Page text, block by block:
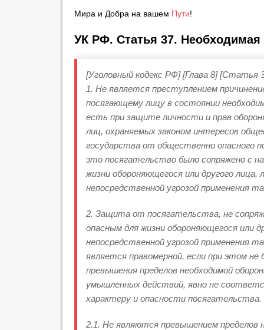
Мира и Добра на вашем Пути!
УК РФ. Статья 37. Необходимая
[Уголовный кодекс РФ] [Глава 8] [Статья
1. Не является преступлением
посягающему лицу в состоянии
есть при защите личности и прав
лиц, охраняемых законом интересов
государства от общественно опасного
это посягательство было сопряжено с
жизни обороняющегося или другого лица,
непосредственной угрозой применения
2. Защита от посягательства, не
опасным для жизни обороняющегося или
непосредственной угрозой применения
является правомерной, если при этом не
превышения пределов необходимой
умышленных действий, явно не
характеру и опасности посягательства.
2.1. Не являются превышением пределов